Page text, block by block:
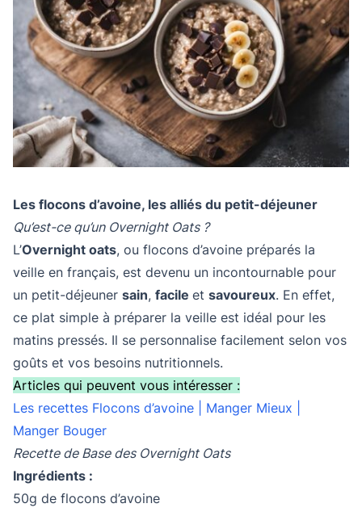
Les flocons d’avoine, les alliés du petit-déjeuner
Qu’est-ce qu’un Overnight Oats ?
L’Overnight oats, ou flocons d’avoine préparés la
veille en français, est devenu un incontournable pour
un petit-déjeuner sain, facile et savoureux. En effet,
ce plat simple à préparer la veille est idéal pour les
matins pressés. Il se personnalise facilement selon vos
goûts et vos besoins nutritionnels.
Articles qui peuvent vous intéresser :
Les recettes Flocons d’avoine | Manger Mieux |
Manger Bouger
Recette de Base des Overnight Oats
Ingrédients :
50g de flocons d’avoine